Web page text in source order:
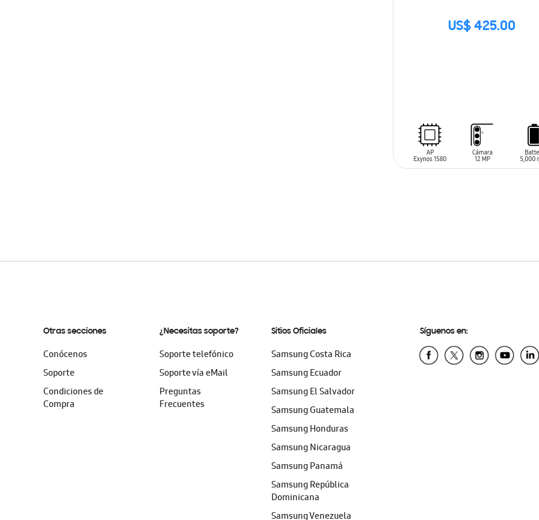
US$ 425.00
SIN
Otras secciones
Conócenos
Soporte
Condiciones de
Compra
¿Necesitas soporte?
Soporte telefónico
Soporte vía eMail
Preguntas
Frecuentes
Sitios Oficiales
Samsung Costa Rica
Samsung Ecuador
Samsung El Salvador
Samsung Guatemala
Samsung Honduras
Samsung Nicaragua
Samsung Panamá
Samsung República
Dominicana
Samsung Venezuela
Síguenos en: